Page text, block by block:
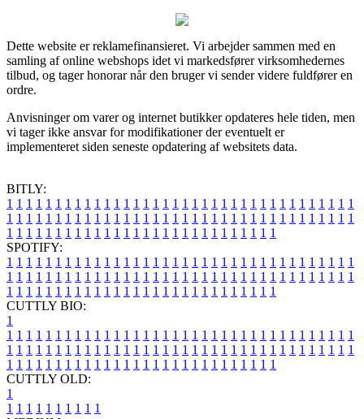
Dette website er reklamefinansieret. Vi arbejder sammen med en
samling af online webshops idet vi markedsfører virksomhedernes
tilbud, og tager honorar når den bruger vi sender videre fuldfører en
ordre.
Anvisninger om varer og internet butikker opdateres hele tiden, men
vi tager ikke ansvar for modifikationer der eventuelt er
implementeret siden seneste opdatering af websitets data.
BITLY:
1 1 1 1 1 1 1 1 1 1 1 1 1 1 1 1 1 1 1 1 1 1 1 1 1 1 1 1 1 1 1 1 1 1 1 1
1 1 1 1 1 1 1 1 1 1 1 1 1 1 1 1 1 1 1 1 1 1 1 1 1 1 1 1 1 1 1 1 1 1 1 1
1 1 1 1 1 1 1 1 1 1 1 1 1 1 1 1 1 1 1 1 1 1 1 1 1 1 1 1
SPOTIFY:
1 1 1 1 1 1 1 1 1 1 1 1 1 1 1 1 1 1 1 1 1 1 1 1 1 1 1 1 1 1 1 1 1 1 1 1
1 1 1 1 1 1 1 1 1 1 1 1 1 1 1 1 1 1 1 1 1 1 1 1 1 1 1 1 1 1 1 1 1 1 1 1
1 1 1 1 1 1 1 1 1 1 1 1 1 1 1 1 1 1 1 1 1 1 1 1 1 1 1 1
CUTTLY BIO:
1
1 1 1 1 1 1 1 1 1 1 1 1 1 1 1 1 1 1 1 1 1 1 1 1 1 1 1 1 1 1 1 1 1 1 1 1
1 1 1 1 1 1 1 1 1 1 1 1 1 1 1 1 1 1 1 1 1 1 1 1 1 1 1 1 1 1 1 1 1 1 1 1
1 1 1 1 1 1 1 1 1 1 1 1 1 1 1 1 1 1 1 1 1 1 1 1 1 1 1 1
CUTTLY OLD:
1
1 1 1 1 1 1 1 1 1 1